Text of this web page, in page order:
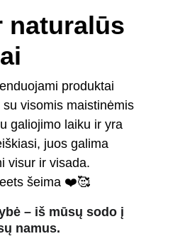
naturalūs
produktai
su visomis maistinėmis
galiojimo laiku ir yra
juos galima
visur ir visada.
šeima ❤️🥰
– iš mūsų sodo į
namus.